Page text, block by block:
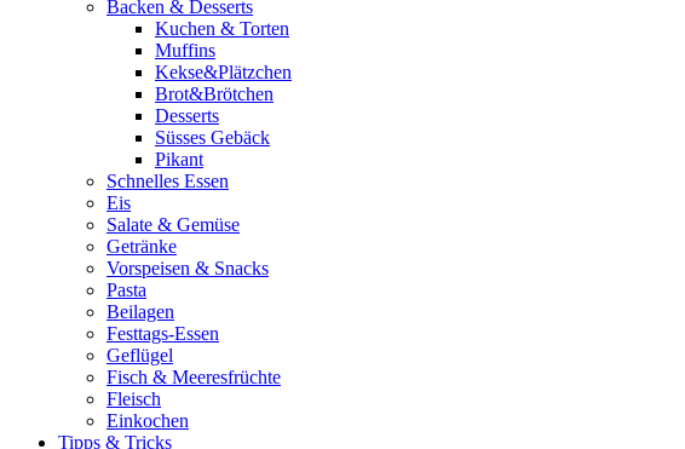
Backen & Desserts
Kuchen & Torten
Muffins
Kekse&Plätzchen
Brot&Brötchen
Desserts
Süsses Gebäck
Pikant
Schnelles Essen
Eis
Salate & Gemüse
Getränke
Vorspeisen & Snacks
Pasta
Beilagen
Festtags-Essen
Geflügel
Fisch & Meeresfrüchte
Fleisch
Einkochen
Tipps & Tricks